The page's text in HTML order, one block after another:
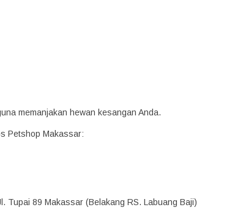
memanjakan hewan kesangan Anda.
Petshop Makassar:
Tupai 89 Makassar (Belakang RS. Labuang Baji)